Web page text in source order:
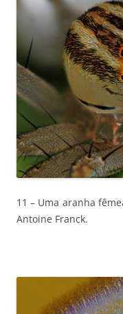
11 – Uma aranha
Antoine Franck.